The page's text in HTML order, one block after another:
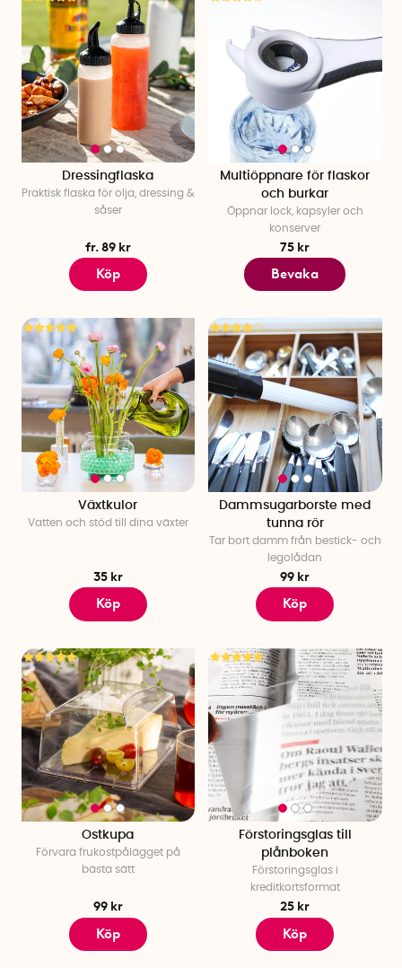
Dressingflaska
Praktisk flaska för olja, dressing &
såser
fr. 89 kr
Köp
Multiöppnare för flaskor
och burkar
Öppnar lock, kapsyler och
konserver
75 kr
Bevaka
Växtkulor
Vatten och stöd till dina växter
35 kr
Köp
Dammsugarborste med
tunna rör
Tar bort damm från bestick- och
legolådan
99 kr
Köp
Ostkupa
Förvara frukostpålägget på
bästa sätt
99 kr
Köp
Förstoringsglas till
plånboken
Förstoringsglas i
kreditkortsformat
25 kr
Köp